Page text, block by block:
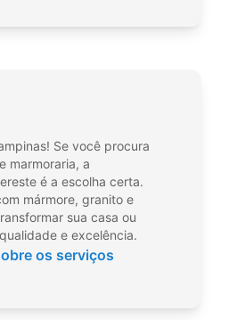
Se você procura
marmoraria, a
é a escolha certa.
mármore, granito e
sua casa ou
e excelência.
os serviços